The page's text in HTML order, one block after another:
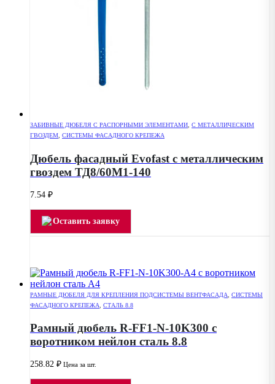
ЗАБИВНЫЕ ДЮБЕЛЯ С РАСПОРНЫМИ ЭЛЕМЕНТАМИ, С МЕТАЛЛИЧЕСКИМ
ГВОЗДЕМ, СИСТЕМЫ ФАСАДНОГО КРЕПЕЖА
Дюбель фасадный Evofast с металлическим
гвоздем ТД8/60М1-140
7.54 ₽
Оставить заявку
РАМНЫЕ ДЮБЕЛЯ ДЛЯ КРЕПЛЕНИЯ ПОДСИСТЕМЫ ВЕНТФАСАДА
СИСТЕМЫ
ФАСАДНОГО КРЕПЕЖА
СТАЛЬ 8.8
Рамный дюбель R-FF1-N-10K300 с
воротником нейлон сталь 8.8
258.82 ₽ Цена за шт.